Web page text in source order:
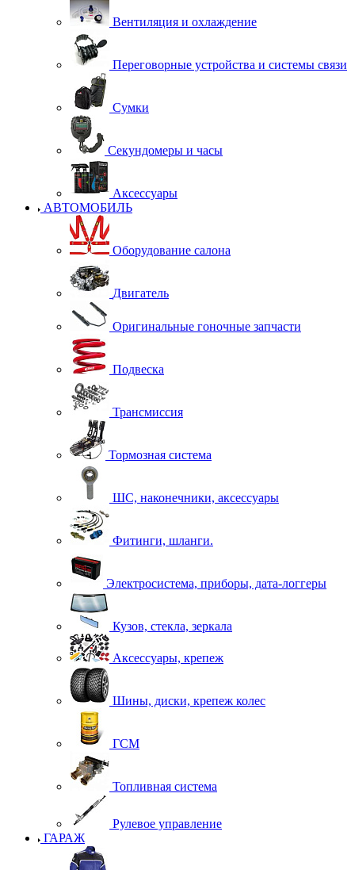
Вентиляция и охлаждение
Переговорные устройства и системы связи
Сумки
Секундомеры и часы
Аксессуары
АВТОМОБИЛЬ
Оборудование салона
Двигатель
Оригинальные гоночные запчасти
Подвеска
Трансмиссия
Тормозная система
ШС, наконечники, аксессуары
Фитинги, шланги.
Электросистема, приборы, дата-логгеры
Кузов, стекла, зеркала
Аксессуары, крепеж
Шины, диски, крепеж колес
ГСМ
Топливная система
Рулевое управление
ГАРАЖ